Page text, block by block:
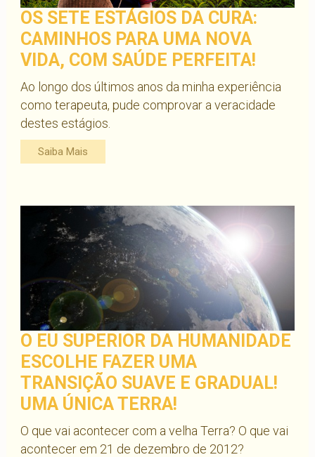
OS SETE ESTÁGIOS DA CURA:
CAMINHOS PARA UMA NOVA
VIDA, COM SAÚDE PERFEITA!
Ao longo dos últimos anos da minha experiência
como terapeuta, pude comprovar a veracidade
destes estágios.
Saiba Mais
O EU SUPERIOR DA HUMANIDADE
ESCOLHE FAZER UMA
TRANSIÇÃO SUAVE E GRADUAL!
UMA ÚNICA TERRA!
O que vai acontecer com a velha Terra? O que vai
acontecer em 21 de dezembro de 2012?